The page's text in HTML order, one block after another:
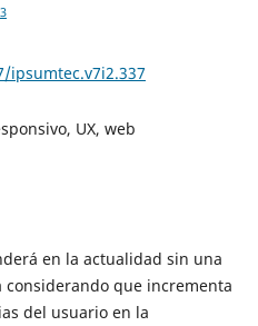
ipsumtec.v7i2.337
UX, web
en la actualidad sin una
que incrementa
del usuario en la